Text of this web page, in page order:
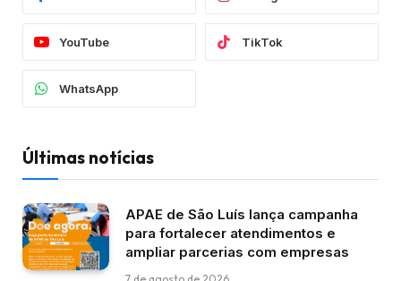
YouTube TikTok
WhatsApp
Últimas notícias
APAE de São Luís lança campanha
para fortalecer atendimentos e
ampliar parcerias com empresas